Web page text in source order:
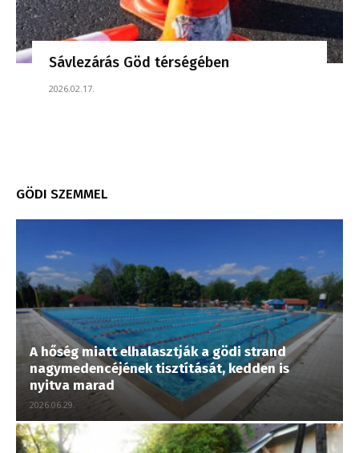
Sávlezárás Göd térségében
2026.02.17.
GÖDI SZEMMEL
A hőség miatt elhalasztják a gödi strand
nagymedencéjének tisztítását, kedden is
nyitva marad
2026.06.29.